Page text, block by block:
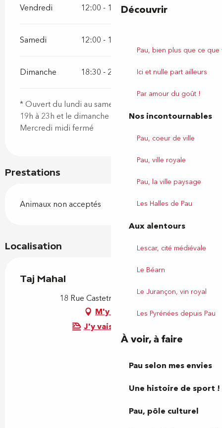
Découvrir
Pau, bien plus que ce
Ici et nulle part ailleurs
Par amour du goût !
Nos incontournables
Pau, coeur de ville
Pau, ville royale
Pau, la ville paysage
Les Halles de Pau
Aux alentours
Lescar, cité médiévale
Le Béarn
Le Jurançon, vin royal
Les Pyrénées depuis Pau
À voir, à faire
Pau selon mes envies
Une histoire de sport !
Pau, pôle culturel
Prestations
Animaux non acceptés
Vendredi 12:00 - 14:00 19:00 - 23:00
Samedi 12:00 - 14:00
Dimanche 18:30 - 23:00
* Ouvert du lundi au samedi de 12h à 14h et de
19h à 23h et le dimanche de 18h30 à 22h
Mercredi midi fermé
Localisation
Taj Mahal
18 Rue Castetnau, 64000 Pau
M'y rendre
J'y vais en train !